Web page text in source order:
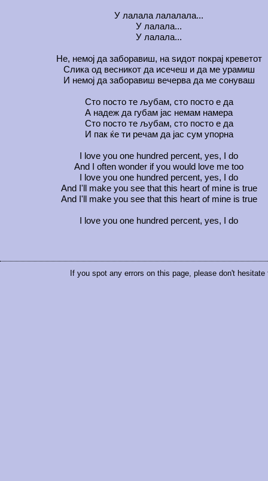
У лалала лалалала...
У лалала...
У лалала...
Не, немој да заборавиш, на ѕидот покрај креветот
Слика од весникот да исечеш и да ме урамиш
И немој да заборавиш вечерва да ме сонуваш
Сто посто те љубам, сто посто е да
А надеж да губам јас немам намера
Сто посто те љубам, сто посто е да
И пак ќе ти речам да јас сум упорна
I love you one hundred percent, yes, I do
And I often wonder if you would love me too
I love you one hundred percent, yes, I do
And I'll make you see that this heart of mine is true
And I'll make you see that this heart of mine is true
I love you one hundred percent, yes, I do
If you spot any errors on this page, please don't